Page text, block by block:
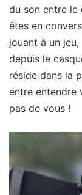
du son entre le
êtes en
jouant à un
depuis le
réside dans la
entre entendre
pas de vous !